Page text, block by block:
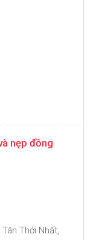
nẹp đồng
Thới Nhất,